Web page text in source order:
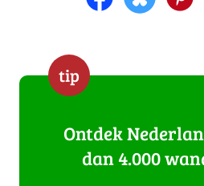
tip
Ontdek
dan 4.000